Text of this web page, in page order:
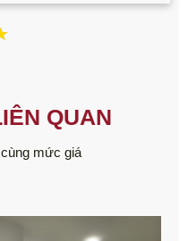
QUAN
mức giá